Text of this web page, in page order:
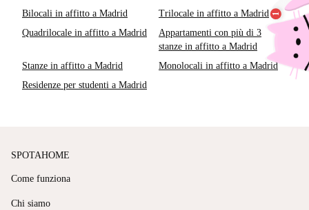
Bilocali in affitto a Madrid
Trilocale in affitto a Madrid
Quadrilocale in affitto a Madrid
Appartamenti con più di 3
stanze in affitto a Madrid
Stanze in affitto a Madrid
Monolocali in affitto a Madrid
Residenze per studenti a Madrid
SPOTAHOME
Come funziona
Chi siamo